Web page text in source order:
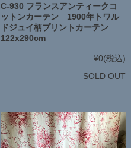
C-930 フランスアンティークコ
ットンカーテン 1900年トワル
ドジュイ柄プリントカーテン
122x290cm
¥0(税込)
SOLD OUT